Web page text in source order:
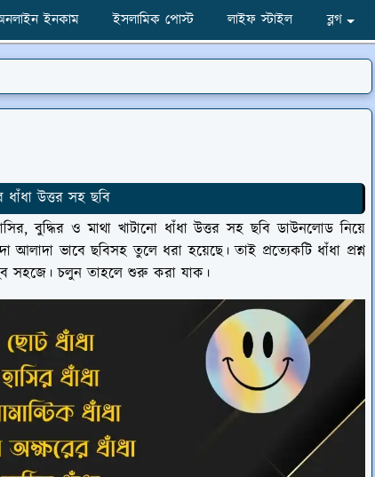
ইনকাম ইসলামিক পোস্ট লাইফ স্টাইল ব্লগ
ধাঁধা উত্তর সহ ছবি
বুদ্ধির ও মাথা খাটানো ধাঁধা উত্তর সহ ছবি ডাউনলোড নিয়ে
আলাদা ভাবে ছবিসহ তুলে ধরা হয়েছে। তাই প্রত্যেকটি ধাঁধা প্রশ্ন
সহজে। চলুন তাহলে শুরু করা যাক।